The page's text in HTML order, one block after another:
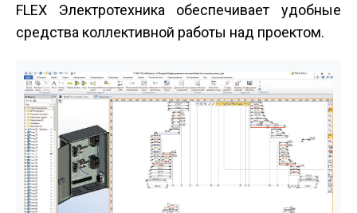
FLEX Электротехника обеспечивает удобные
средства коллективной работы над проектом.